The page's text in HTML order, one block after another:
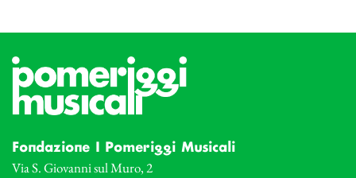
Fondazione I Pomeriggi Musicali
Via S. Giovanni sul Muro, 2